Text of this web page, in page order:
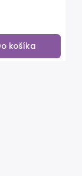
košíka